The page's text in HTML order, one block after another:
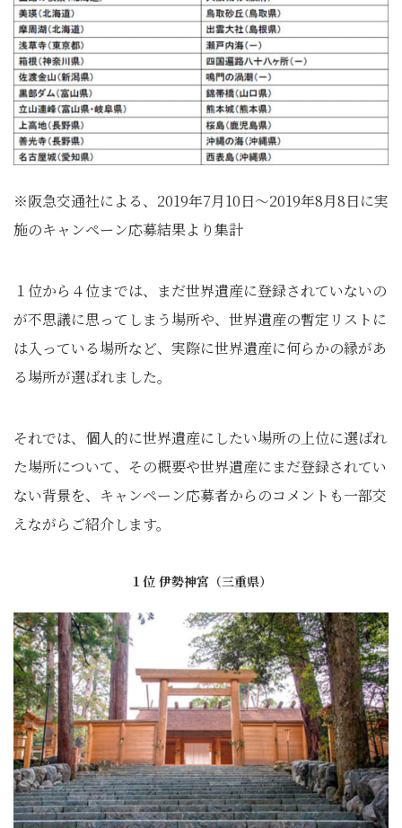
※阪急交通社による、2019年7月10日～2019年8月8日に実
施のキャンペーン応募結果より集計
１位から４位までは、まだ世界遺産に登録されていないの
が不思議に思ってしまう場所や、世界遺産の暫定リストに
は入っている場所など、実際に世界遺産に何らかの縁があ
る場所が選ばれました。
それでは、個人的に世界遺産にしたい場所の上位に選ばれ
た場所について、その概要や世界遺産にまだ登録されてい
ない背景を、キャンペーン応募者からのコメントも一部交
えながらご紹介します。
１位 伊勢神宮（三重県）